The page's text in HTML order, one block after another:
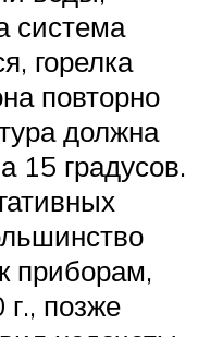
система
горелка
повторно
должна
15 градусов.
приборам,
позже